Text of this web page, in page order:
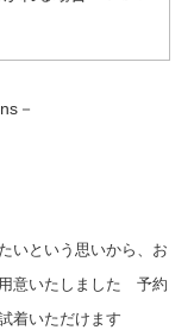
－
いという思いから、お
意いたしました 予約
着いただけます